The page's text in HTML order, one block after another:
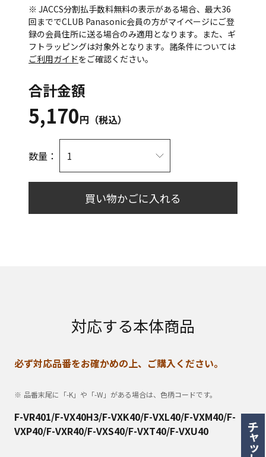
※ JACCS分割払手数料無料の表示がある場合、最大36
回まででCLUB Panasonic会員の方がマイページにご登
録の会員住所に送る場合のみ適用となります。また、ギ
フトラッピングは対象外となります。諸条件については
ご利用ガイドをご確認ください。
合計金額
5,170円（税込）
数量：
買い物かごに入れる
対応する本体商品
必ず対応品番をお確かめの上、ご購入ください。
品番末尾に「-K」や「-W」がある場合は、色柄コードです。
F-VR401/F-VX40H3/F-VXK40/F-VXL40/F-VXM40/F-
VXP40/F-VXR40/F-VXS40/F-VXT40/F-VXU40